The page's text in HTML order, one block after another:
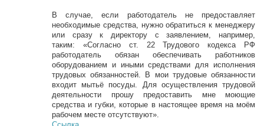
В случае, если работодатель не предоставляет
необходимые средства, нужно обратиться к менеджеру
или сразу к директору с заявлением, например,
таким: «Согласно ст. 22 Трудового кодекса РФ
работодатель обязан обеспечивать работников
оборудованием и иными средствами для исполнения
трудовых обязанностей. В мои трудовые обязанности
входит мытьё посуды. Для осуществления трудовой
деятельности прошу предоставить мне моющие
средства и губки, которые в настоящее время на моём
рабочем месте отсутствуют».
Ссылка